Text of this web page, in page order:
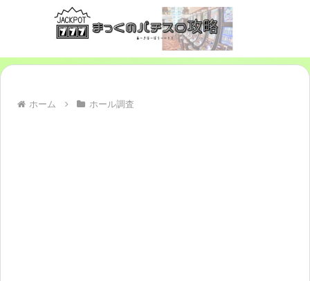
ホーム ホール調査